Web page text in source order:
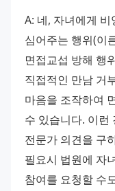
A: 네, 자녀에게
심어주는 행위(이
면접교섭 방해 행
직접적인 만남 거
마음을 조작하여
수 있습니다. 이런
전문가 의견을 구
필요시 법원에 자
참여를 요청할 수